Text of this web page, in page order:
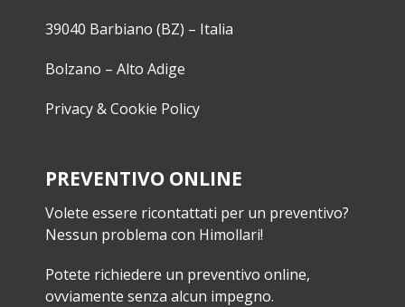
39040 Barbiano (BZ) – Italia
Bolzano – Alto Adige
Privacy & Cookie Policy
PREVENTIVO ONLINE
Volete essere ricontattati per un preventivo?
Nessun problema con Himollari!
Potete richiedere un preventivo online,
ovviamente senza alcun impegno.